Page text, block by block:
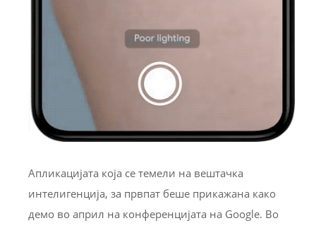
Апликацијата која се темели на вештачка
интелигенција, за првпат беше прикажана како
демо во април на конференцијата на Google. Во